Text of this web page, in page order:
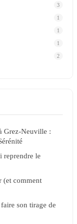
3
1
1
1
2
Grez-Neuville :
reprendre le
(et comment
son tirage de